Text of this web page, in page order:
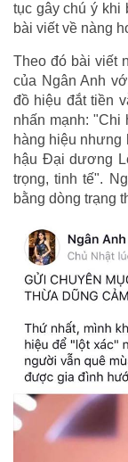
tục gây chú ý khi
bài viết về nàng
Theo đó bài viết
của Ngân Anh
đồ hiệu đắt tiền
nhấn mạnh: "Chi
hàng hiệu nhưng
hậu Đại dương
trọng, tinh tế".
bằng dòng trạng